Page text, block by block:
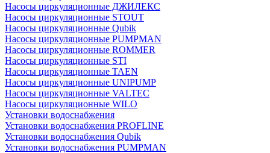
Насосы циркуляционные ДЖИЛЕКС
Насосы циркуляционные STOUT
Насосы циркуляционные Qubik
Насосы циркуляционные PUMPMAN
Насосы циркуляционные ROMMER
Насосы циркуляционные STI
Насосы циркуляционные TAEN
Насосы циркуляционные UNIPUMP
Насосы циркуляционные VALTEC
Насосы циркуляционные WILO
Установки водоснабжения
Установки водоснабжения PROFLINE
Установки водоснабжения Qubik
Установки водоснабжения PUMPMAN